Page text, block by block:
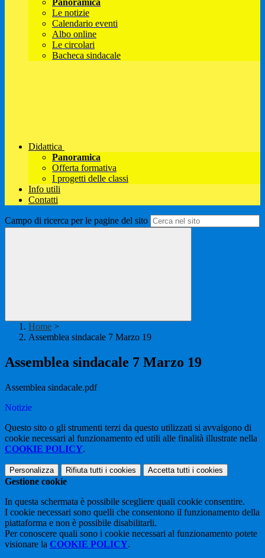
Panoramica
Le notizie
Calendario eventi
Albo online
Le circolari
Bacheca sindacale
Didattica
Panoramica
Offerta formativa
I progetti delle classi
Info utili
Contatti
Campo di ricerca per le pagine del sito
Home >
Assemblea sindacale 7 Marzo 19
Assemblea sindacale 7 Marzo 19
Assemblea sindacale.pdf
Notizie
Questo sito o gli strumenti terzi da questo utilizzati si avvalgono di
cookie necessari al funzionamento ed utili alle finalità illustrate nella
COOKIE POLICY.
Personalizza Rifiuta tutti i cookies Accetta tutti i cookies
Gestione cookie
In questa schermata è possibile scegliere quali cookie consentire.
I cookie necessari sono quelli che consentono il funzionamento della
piattaforma e non è possibile disabilitarli.
Per conoscere quali sono i cookie necessari al funzionamento potete
visionare la COOKIE POLICY.